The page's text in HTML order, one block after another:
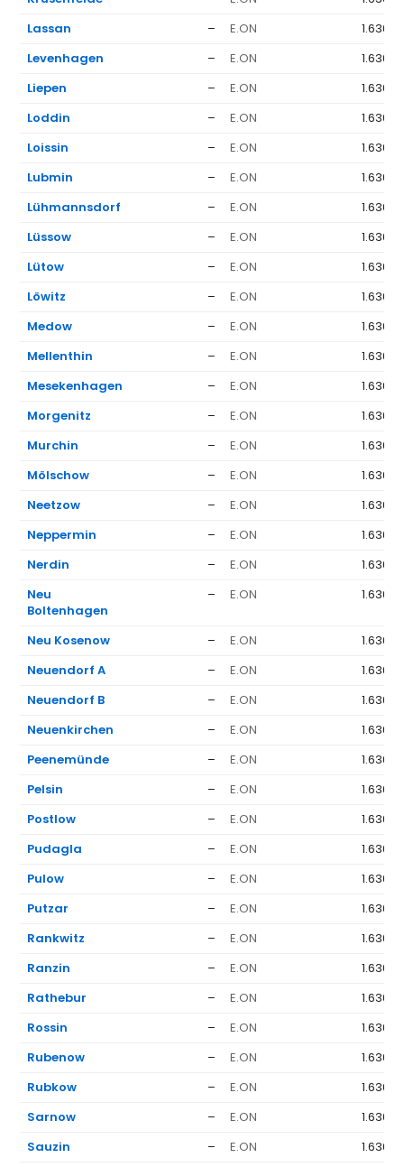
Lassan
– E.ON
1.636 €
Levenhagen
– E.ON
1.636 €
Liepen
– E.ON
1.636 €
Loddin
– E.ON
1.636 €
Loissin
– E.ON
1.636 €
Lubmin
– E.ON
1.636 €
Lühmannsdorf
– E.ON
1.636 €
Lüssow
– E.ON
1.636 €
Lütow
– E.ON
1.636 €
Löwitz
– E.ON
1.636 €
Medow
– E.ON
1.636 €
Mellenthin
– E.ON
1.636 €
Mesekenhagen
– E.ON
1.636 €
Morgenitz
– E.ON
1.636 €
Murchin
– E.ON
1.636 €
Mölschow
– E.ON
1.636 €
Neetzow
– E.ON
1.636 €
Neppermin
– E.ON
1.636 €
Nerdin
– E.ON
1.636 €
Neu
Boltenhagen
– E.ON 1.636 €
Neu Kosenow – E.ON
1.636 €
Neuendorf A
– E.ON
1.636 €
Neuendorf B
– E.ON
1.636 €
Neuenkirchen
– E.ON
1.636 €
Peenemünde
– E.ON
1.636 €
Pelsin
– E.ON
1.636 €
Postlow
– E.ON
1.636 €
Pudagla
– E.ON
1.636 €
Pulow
– E.ON
1.636 €
Putzar
– E.ON
1.636 €
Rankwitz
– E.ON
1.636 €
Ranzin
– E.ON
1.636 €
Rathebur
– E.ON
1.636 €
Rossin
– E.ON
1.636 €
Rubenow
– E.ON
1.636 €
Rubkow
– E.ON
1.636 €
Sarnow
– E.ON
1.636 €
Sauzin
– E.ON
1.636 €